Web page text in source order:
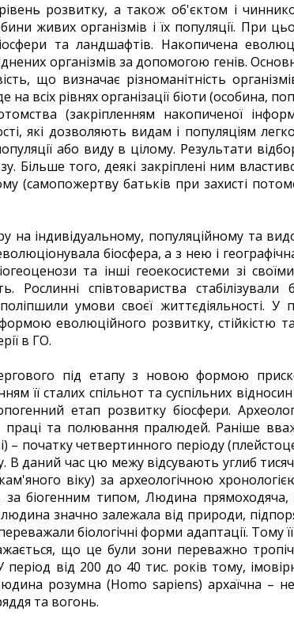
розвитку, а також об'єктом і
живих організмів і їх популяції. При
та ландшафтів. Накопичена
організмів за допомогою генів.
що визначає різноманітність
всіх рівнях організації біоти (особина,
(закріпленням накопиченої
які дозволяють видам і популяціям
або виду в цілому. Результати
Більше того, деякі закріплені ним
(самопожертву батьків при захисті
на індивідуальному, популяційному та
біосфера, а з нею і
та інші геоекосистеми зі
Рослинні співтовариства стабілізували
умови своєї життєдіяльності. У
еволюційного розвитку, стійкістю
в ГО.
під етапу з новою формою
сталих спільнот та суспільних відносин
етап розвитку біосфери.
та полювання пралюдей. Раніше
– початку четвертинного періоду
В даний час цю межу відсувають углиб
віку) за археологічною
за біогенним типом, Людина
значно залежала від природи,
біологічні форми адаптації. Тому
що це були зони переважно
від 200 до 40 тис. років тому,
розумна (Homo sapiens) архаїчна –
та вогонь.